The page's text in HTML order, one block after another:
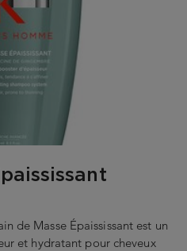
de Masse Épaississant est un
et hydratant pour cheveux